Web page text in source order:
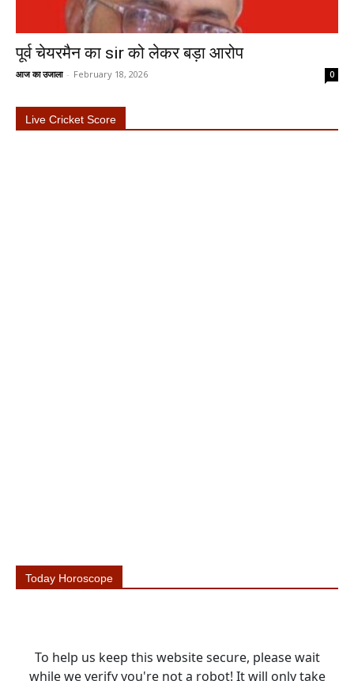
पूर्व चेयरमैन का sir को लेकर बड़ा आरोप
आज का उजाला - February 18, 2026 0
Live Cricket Score
Today Horoscope